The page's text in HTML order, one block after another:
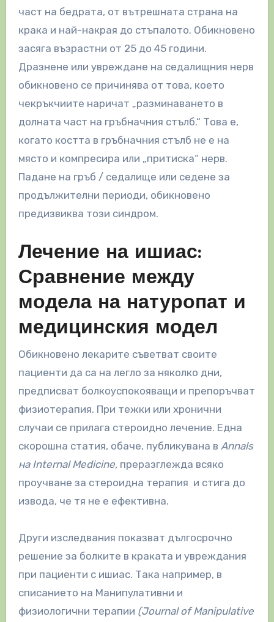
част на бедрата, от вътрешната страна на
крака и най-накрая до стъпалото. Обикновено
засяга възрастни от 25 до 45 години.
Дразнене или увреждане на седалищния нерв
обикновено се причинява от това, което
чекръкчиите наричат „разминаването в
долната част на гръбначния стълб.“ Това е,
когато костта в гръбначния стълб не е на
място и компресира или „притиска“ нерв.
Падане на гръб / седалище или седене за
продължителни периоди, обикновено
предизвиква този синдром.
Лечение на ишиас:
Сравнение между
модела на натуропат и
медицинския модел
Обикновено лекарите съветват своите
пациенти да са на легло за няколко дни,
предписват болкоуспокояващи и препоръчват
физиотерапия. При тежки или хронични
случаи се прилага стероидно лечение. Една
скорошна статия, обаче, публикувана в Annals
на Internal Medicine,преразглежда всяко
проучване за стероидна терапия и стига до
извода, че тя не е ефективна.
Други изследвания показват дългосрочно
решение за болките в краката и увреждания
при пациенти с ишиас. Така например, в
списанието на Манипулативни и
физиологични терапии (Journal of Manipulative